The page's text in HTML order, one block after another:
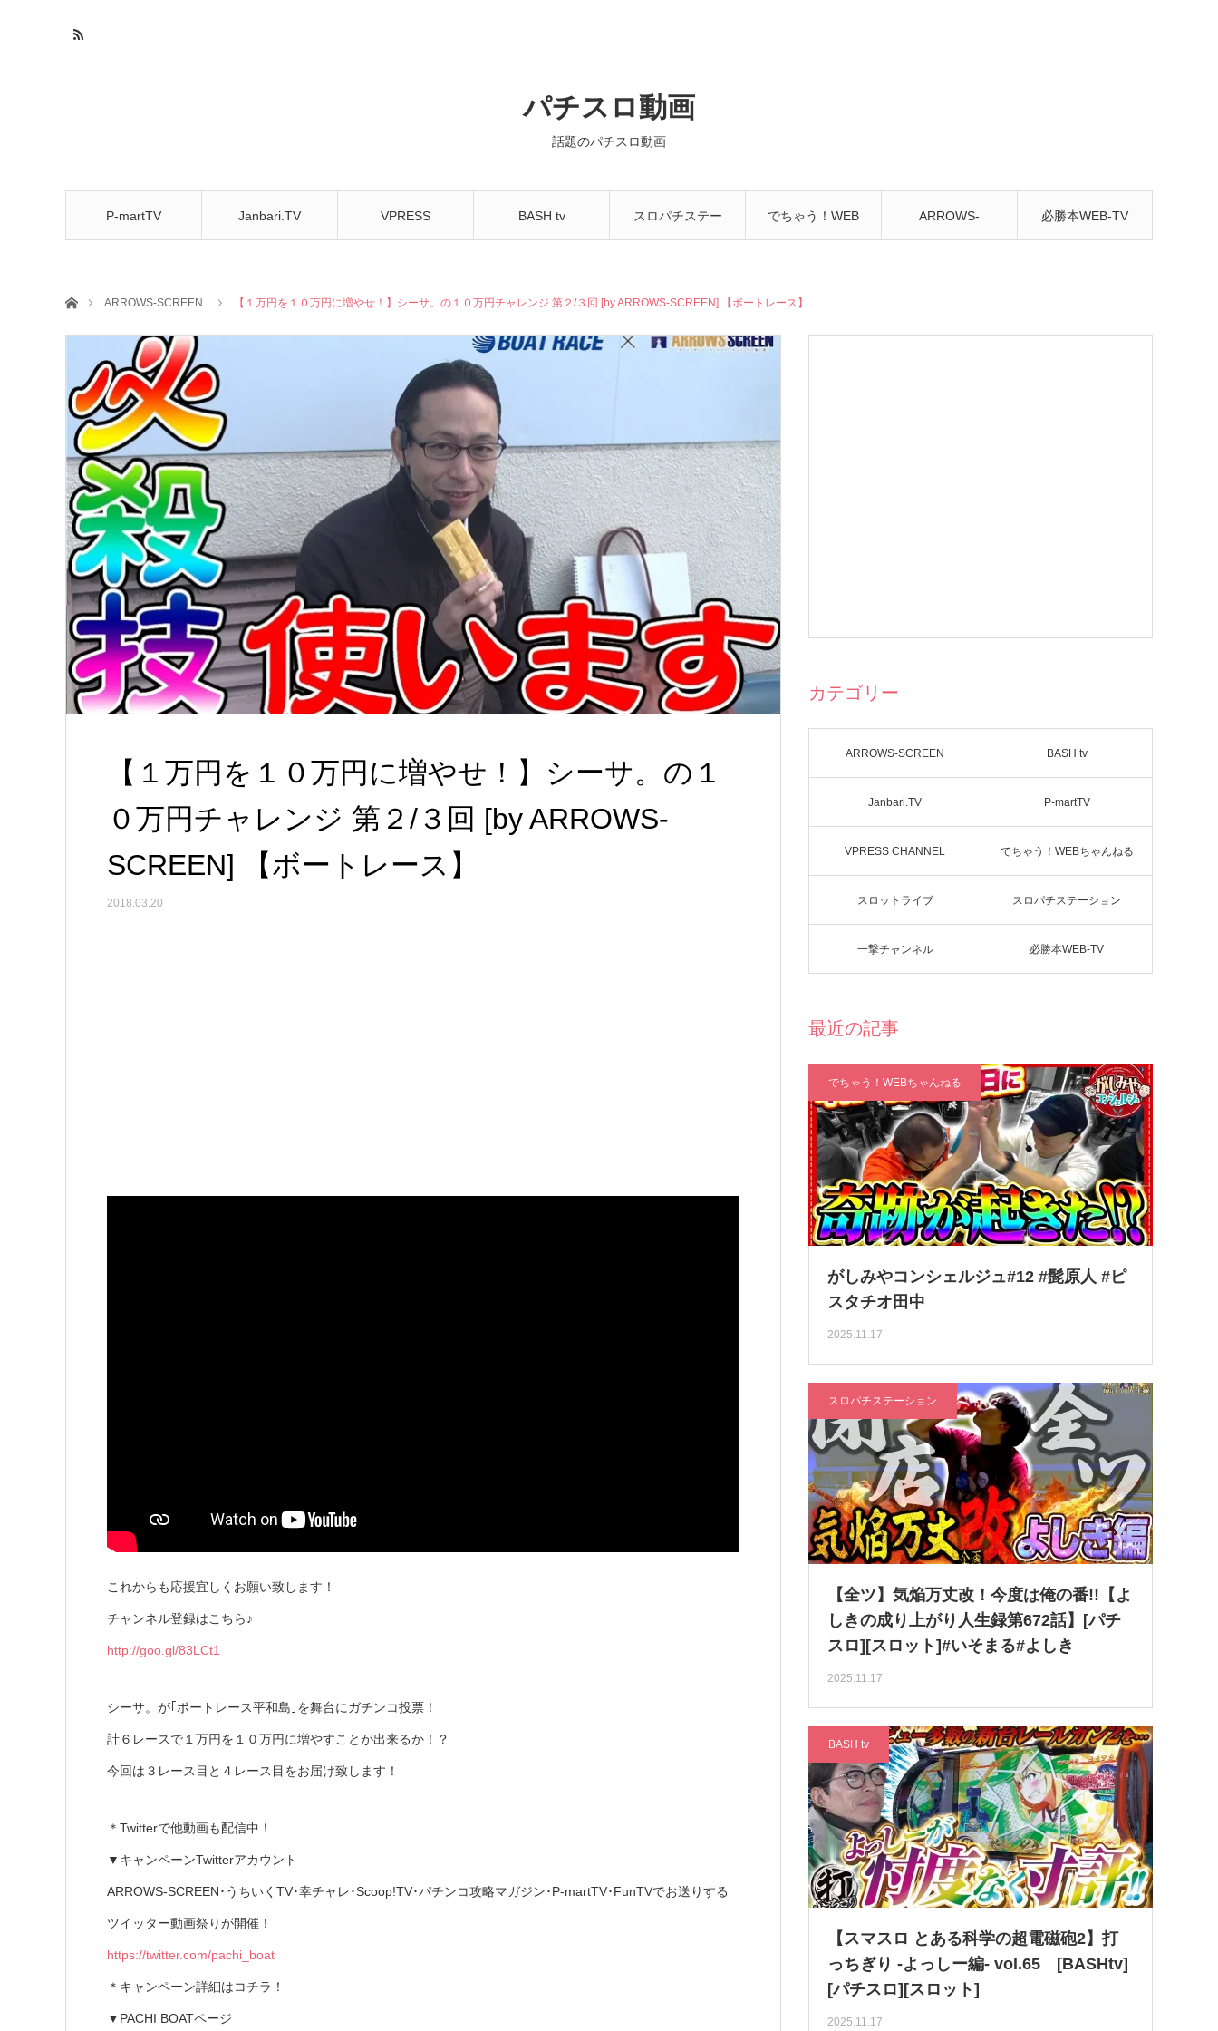
パチスロ動画
話題のパチスロ動画
P-martTV Janbari.TV VPRESS BASH tv スロパチステー でちゃう！WEB ARROWS- 必勝本WEB-TV
ホームARROWS-SCREEN 【１万円を１０万円に増やせ！】シーサ。の１０万円チャレンジ 第２/３回 [by ARROWS-SCREEN] 【ボートレース】
【１万円を１０万円に増やせ！】シーサ。の１
０万円チャレンジ 第２/３回 [by ARROWS-
SCREEN] 【ボートレース】
2018.03.20
これからも応援宜しくお願い致します！
チャンネル登録はこちら♪
http://goo.gl/83LCt1
シーサ。が｢ボートレース平和島｣を舞台にガチンコ投票！
計６レースで１万円を１０万円に増やすことが出来るか！？
今回は３レース目と４レース目をお届け致します！
＊Twitterで他動画も配信中！
▼キャンペーンTwitterアカウント
ARROWS-SCREEN･うちいくTV･幸チャレ･Scoop!TV･パチンコ攻略マガジン･P-martTV･FunTVでお送りする
ツイッター動画祭りが開催！
https://twitter.com/pachi_boat
＊キャンペーン詳細はコチラ！
▼PACHI BOATページ
カテゴリー
ARROWS-SCREEN BASH tv
Janbari.TV P-martTV
VPRESS CHANNEL でちゃう！WEBちゃんねる
スロットライブ スロパチステーション
一撃チャンネル 必勝本WEB-TV
最近の記事
でちゃう！WEBちゃんねる
がしみやコンシェルジュ#12 #髭原人 #ピ
スタチオ田中
2025.11.17
スロパチステーション
【全ツ】気焔万丈改！今度は俺の番!!【よ
しきの成り上がり人生録第672話】[パチ
スロ][スロット]#いそまる#よしき
2025.11.17
BASH tv
【スマスロ とある科学の超電磁砲2】打
っちぎり -よっしー編- vol.65 [BASHtv]
[パチスロ][スロット]
2025.11.17